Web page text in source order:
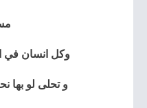
وكل انسان في
و تحلى لو بها